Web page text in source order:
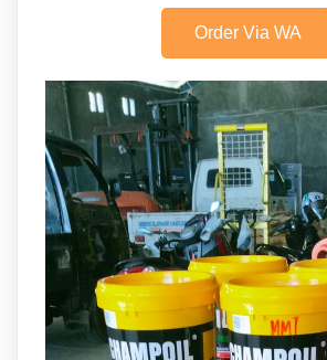
Order Via WA